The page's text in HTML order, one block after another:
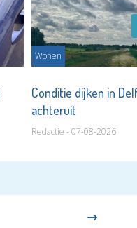
Wonen
Conditie dijken in
achteruit
Redactie - 07-08-2026